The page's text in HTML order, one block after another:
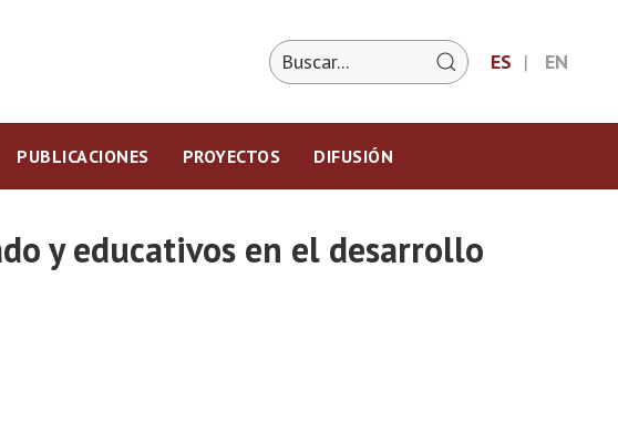
ES EN
PUBLICACIONES PROYECTOS DIFUSIÓN
y educativos en el desarrollo